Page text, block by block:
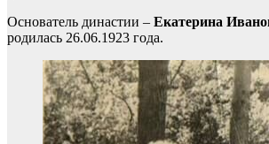
Основатель династии – Екатерина
родилась 26.06.1923 года.